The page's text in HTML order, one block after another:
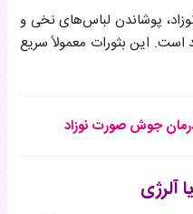
پوشاندن لباس‌های نخی و
این بثورات معمولاً سریع
جوش صورت نوزاد
آلرژی